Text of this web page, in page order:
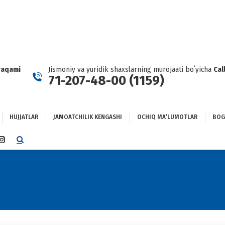
Jismoniy va yuridik shaxslarning murojaati boʻyicha
71-207-48-00 (1159)
HUJJATLAR JAMOATCHILIK KENGASHI OCHIQ MAʼLUMOTLAR
INSTAGRAM